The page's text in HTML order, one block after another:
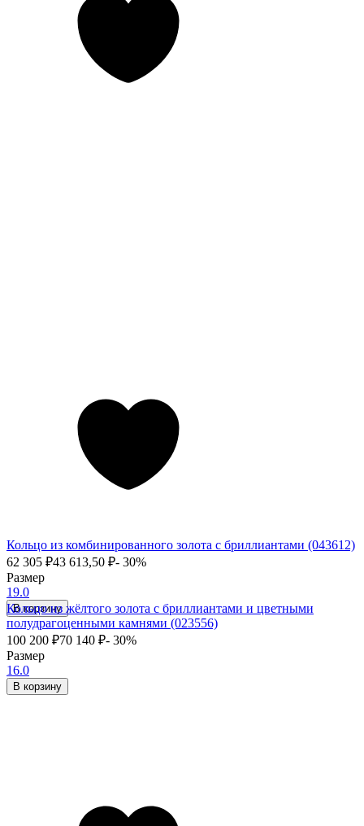
Кольцо из комбинированного золота с бриллиантами (043612)
62 305 ₽43 613,50 ₽- 30%
Размер
19.0
В корзину
Кольцо из жёлтого золота с бриллиантами и цветными
полудрагоценными камнями (023556)
100 200 ₽70 140 ₽- 30%
Размер
16.0
В корзину